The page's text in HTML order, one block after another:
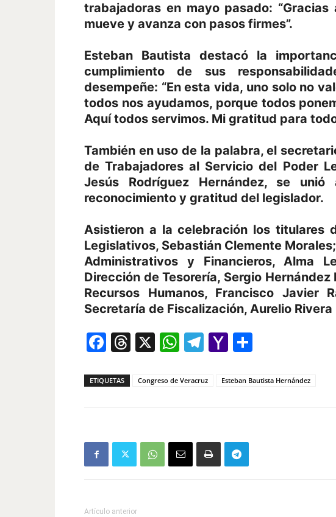
trabajadoras en mayo pasado:
mueve y avanza con pasos firmes”.
Esteban Bautista destacó la
cumplimiento de sus
desempeñe: “En esta vida, uno solo no
todos nos ayudamos, porque todos
Aquí todos servimos. Mi gratitud para
También en uso de la palabra, el
de Trabajadores al Servicio del Poder
Jesús Rodríguez Hernández, se
reconocimiento y gratitud del legislador.
Asistieron a la celebración los titulares
Legislativos, Sebastián Clemente
Administrativos y Financieros, Alma
Dirección de Tesorería, Sergio
Recursos Humanos, Francisco Javier
Secretaría de Fiscalización, Aurelio Rivera
Facebook
Threads
X WhatsApp
Telegram
Yahoo
ETIQUETAS Congreso de Veracruz Esteban Bautista Hernández
Artículo anterior